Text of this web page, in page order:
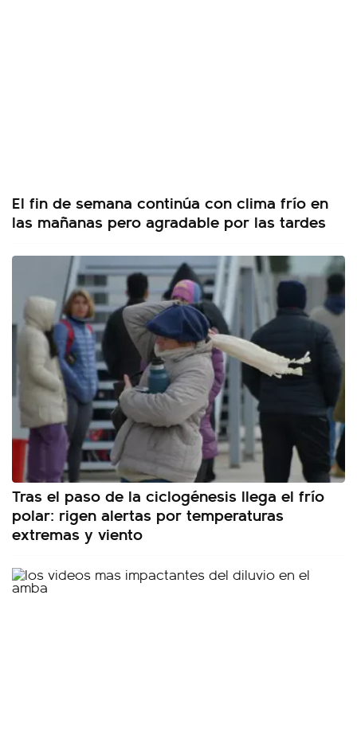
El fin de semana continúa con clima frío en
las mañanas pero agradable por las tardes
Tras el paso de la ciclogénesis llega el frío
polar: rigen alertas por temperaturas
extremas y viento